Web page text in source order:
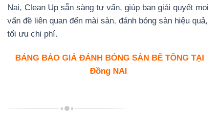
Nai, Clean Up sẵn sàng tư vấn, giúp bạn giải quyết mọi
vấn đề liên quan đến mài sàn, đánh bóng sàn hiệu quả,
tối ưu chi phí.
BẢNG BÁO GIÁ ĐÁNH BÓNG SÀN BÊ TÔNG TẠI
Đồng NAI